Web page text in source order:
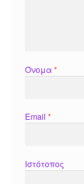
Όνομα *
Email *
Ιστότοπος